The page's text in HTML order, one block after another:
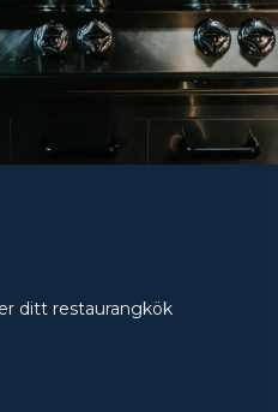
ditt restaurangkök